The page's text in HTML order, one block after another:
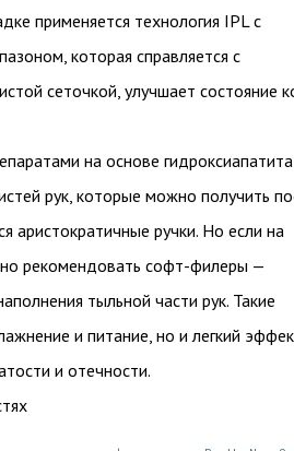
применяется технология IPL с
которая справляется с
сеточкой, улучшает состояние
на основе гидроксиапатита
рук, которые можно получить
аристократичные ручки. Но если на
рекомендовать софт-филеры —
тыльной части рук. Такие
и питание, но и легкий
и отечности.